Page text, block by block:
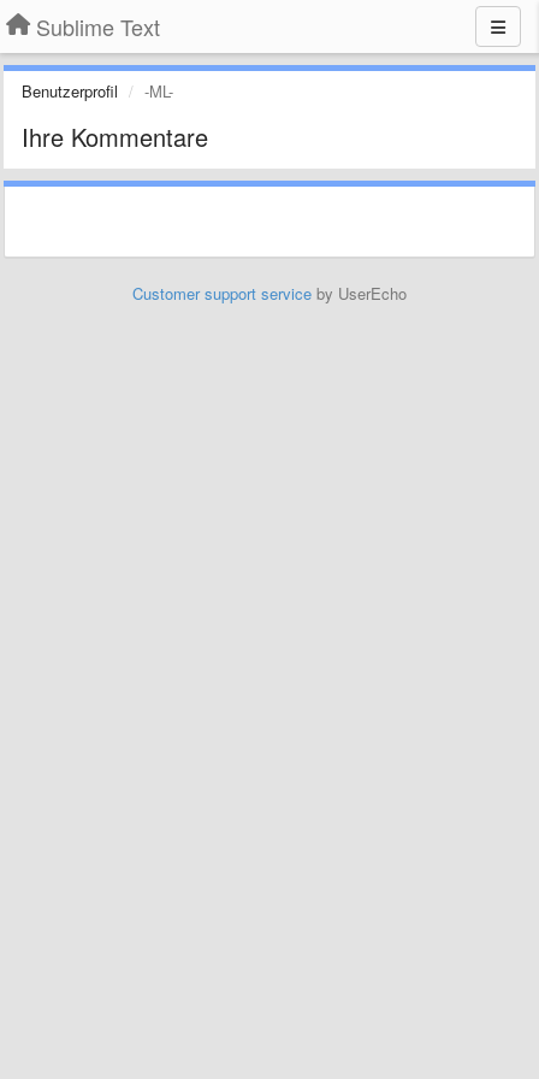
Sublime Text
Benutzerprofil -ML-
Ihre Kommentare
Customer support service by UserEcho